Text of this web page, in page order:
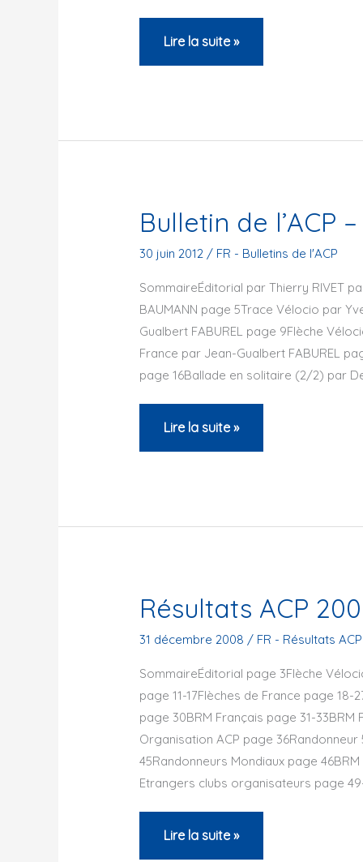
Résultats
de
Lire la suite »
Bulletin de l’ACP
30 juin 2012 / FR - Bulletins de l'ACP
SommaireÉditorial par Thierry RIVET
BAUMANN page 5Trace Vélocio par
Gualbert FABUREL page 9Flèche
France par Jean-Gualbert FABUREL
page 16Ballade en solitaire (2/2) par
Bulletin
de
Lire la suite »
Résultats ACP
31 décembre 2008 / FR - Résultats ACP
SommaireÉditorial page 3Flèche
page 11-17Flèches de France page
page 30BRM Français page 31-
Organisation ACP page
45Randonneurs Mondiaux page
Etrangers clubs organisateurs page
Résultats
ACP
Lire la suite »